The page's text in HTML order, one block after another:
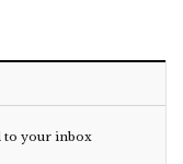
to your inbox